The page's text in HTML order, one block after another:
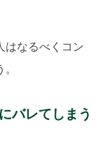
はなるべくコン
バレてしまう